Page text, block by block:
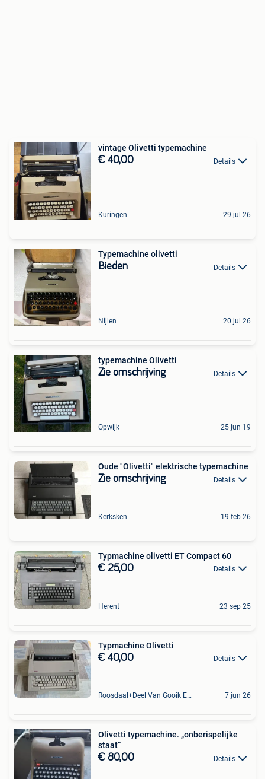
vintage Olivetti typemachine
€ 40,00 Details
Kuringen 29 jul 26
Typemachine olivetti
Bieden Details
Nijlen 20 jul 26
typemachine Olivetti
Zie omschrijving Details
Opwijk 25 jun 19
Oude "Olivetti" elektrische typemachine
Zie omschrijving Details
Kerksken 19 feb 26
Typmachine olivetti ET Compact 60
€ 25,00 Details
Herent 23 sep 25
Typmachine Olivetti
€ 40,00 Details
Roosdaal+Deel Van Gooik En Sint-Kwintens-Lennik 7 jun 26
Olivetti typemachine. „onberispelijke
staat”
€ 80,00 Details